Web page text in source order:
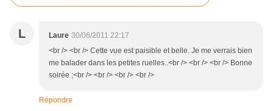
L Laure 30/06/2011 22:17
<br /> <br /> Cette vue est paisible et belle. Je me verrais bien
me balader dans les petites ruelles..<br /> <br /> <br /> Bonne
soirée ;<br /> <br /> <br /> <br />
Répondre